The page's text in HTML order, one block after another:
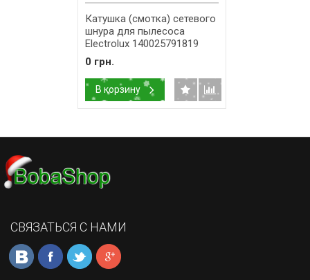
Катушка (смотка) сетевого
шнура для пылесоса
Electrolux 140025791819
0 грн.
В корзину
СВЯЗАТЬСЯ С НАМИ